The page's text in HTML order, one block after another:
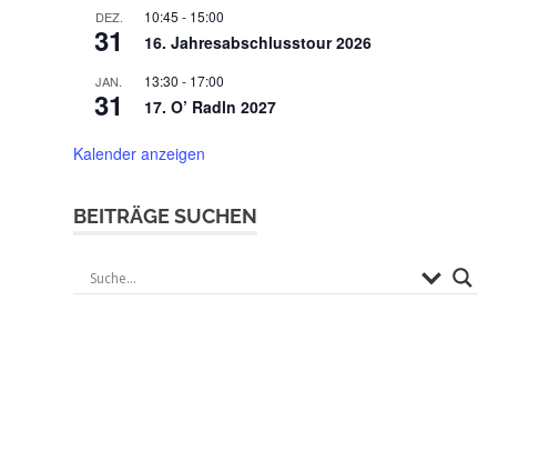
DEZ.
31
10:45 - 15:00
16. Jahresabschlusstour 2026
JAN.
31
13:30 - 17:00
17. O’ Radln 2027
Kalender anzeigen
BEITRÄGE SUCHEN